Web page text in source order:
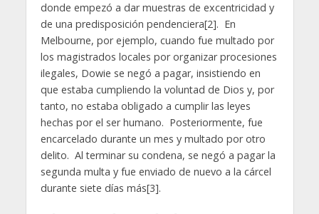
donde empezó a dar muestras de excentricidad y
de una predisposición pendenciera[2]. En
Melbourne, por ejemplo, cuando fue multado por
los magistrados locales por organizar procesiones
ilegales, Dowie se negó a pagar, insistiendo en
que estaba cumpliendo la voluntad de Dios y, por
tanto, no estaba obligado a cumplir las leyes
hechas por el ser humano. Posteriormente, fue
encarcelado durante un mes y multado por otro
delito. Al terminar su condena, se negó a pagar la
segunda multa y fue enviado de nuevo a la cárcel
durante siete días más[3].